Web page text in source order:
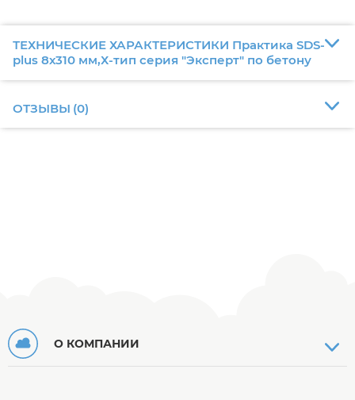
ТЕХНИЧЕСКИЕ ХАРАКТЕРИСТИКИ Практика SDS-
plus 8х310 мм,Х-тип серия "Эксперт" по бетону
ОТЗЫВЫ (0)
О КОМПАНИИ